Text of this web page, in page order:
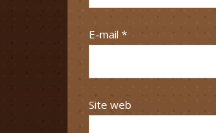
E-mail *
Site web